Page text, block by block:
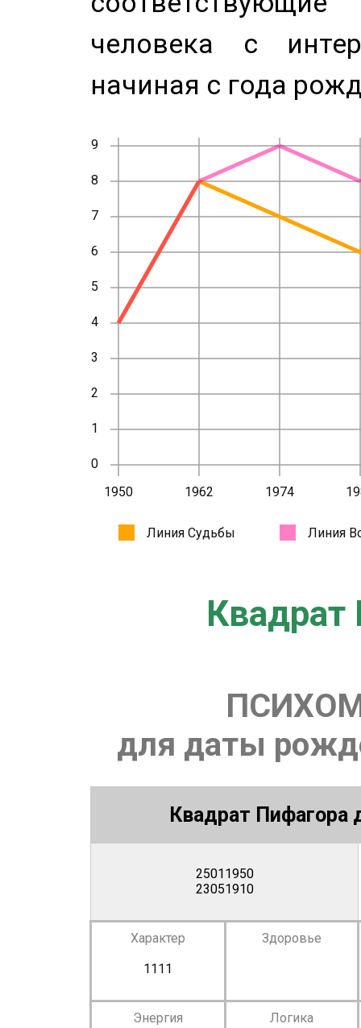
человека с
начиная с года
Квадрат
для даты
Квадрат Пифагора
25011950
23051910
Характер
1111
Здоровье
Энергия
Логика